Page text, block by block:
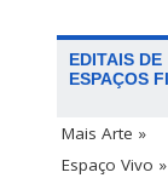
EDITAIS DE
ESPAÇOS
Mais Arte »
Espaço Vivo »